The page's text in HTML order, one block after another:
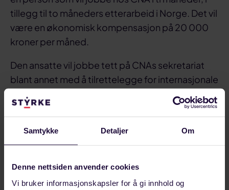
Samtykke Detaljer Om
Denne nettsiden anvender cookies
Vi bruker informasjonskapsler for å gi innhold og
tillegg til to måneders etterarbeid i Norge. Det vil
være en økonomisk kompensasjon på 20 000
kroner per måned.
Den ansatte vil jobbe tett på CNAs sekretariat
blant annet med å tilrettelegge for internasjonale
kurs, lage internasjonale kampanjer, praktiske
oppgaver relatert til jordbruk og jobbe med et
Han/hun vil også bidra med å legge til rette for